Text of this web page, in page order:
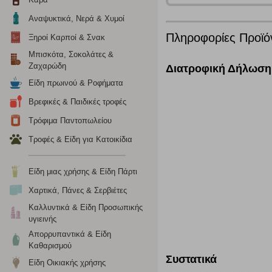
Αναψυκτικά, Νερά & Χυμοί
Ξηροί Καρποί & Σνακ
Μπισκότα, Σοκολάτες &
Ζαχαρώδη
Είδη πρωινού & Ροφήματα
Βρεφικές & Παιδικές τροφές
Τρόφιμα Παντοπωλείου
Τροφές & Είδη για Κατοικίδια
Είδη μιας χρήσης & Είδη Πάρτι
Χαρτικά, Πάνες & Σερβιέτες
Καλλυντικά & Είδη Προσωπικής
υγιεινής
Απορρυπαντικά & Είδη
Καθαρισμού
Είδη Οικιακής χρήσης
Πληροφορίες
Διατροφική Δήλωση
Συστατικά
Λειτουργικά cookies
Τα λειτουργικά cookies επιτρέπουν την παροχή
οποίων τις υπηρεσίες έχουμε επιλέξει. Αν δεν
Η συγκεκριμένη κατηγορία cookies ρυθμίζεται από
για τη δημιουργία ενός προφίλ των ενδιαφερόντων σας
το πρόγραμμα περιήγησης και τη συσκευή σας. Αν δεν
Cookies απόδοσης
Η συγκεκριμένη κατηγορία cookies μας δίνει τη
τα cookies είναι συγκεντρωτικές και, συνεπώς,
Απολύτως απαραίτητα cookies